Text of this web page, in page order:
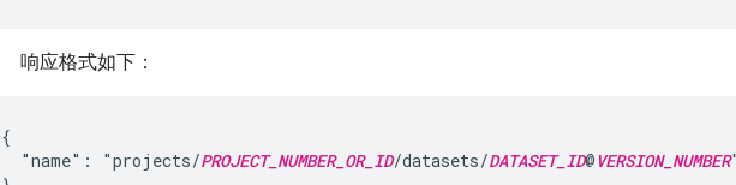
响应格式如下：
{
  "name": "projects/
PROJECT_NUMBER_OR_ID/datasets/DATASET_ID@VERSION_NUMBER"